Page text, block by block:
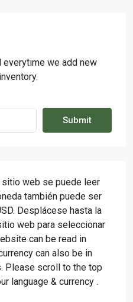
everytime we add new
Submit
web se puede leer
también puede ser
Desplácese hasta la
web para seleccionar
can be read in
can also be in
Please scroll to the top
language & currency .